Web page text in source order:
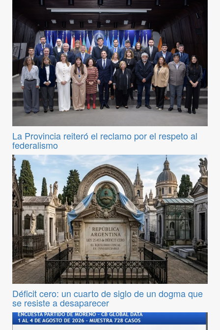
La Provincia reiteró el reclamo por el respeto al
federalismo
Déficit cero: un cuarto de siglo de un dogma que
se resiste a desaparecer